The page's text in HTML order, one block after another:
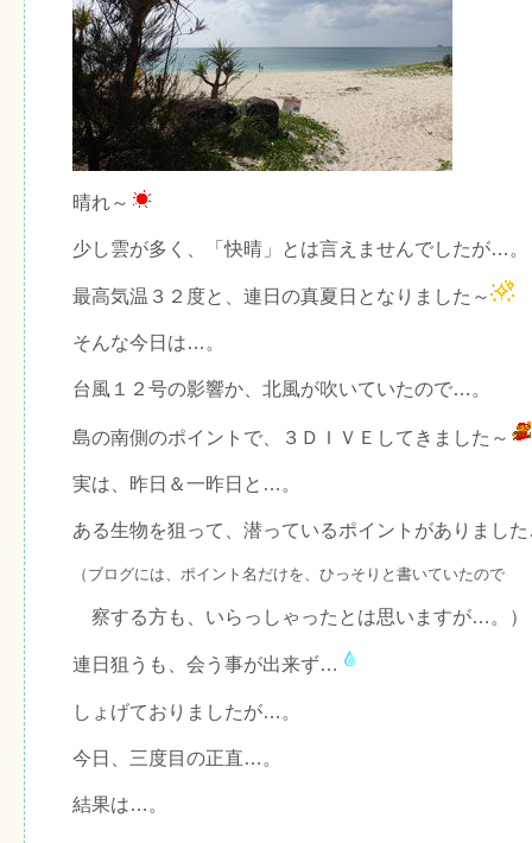
晴れ～
少し雲が多く、「快晴」とは言えませんでしたが…。
最高気温３２度と、連日の真夏日となりました～
そんな今日は…。
台風１２号の影響か、北風が吹いていたので…。
島の南側のポイントで、３ＤＩＶＥしてきました～
実は、昨日＆一昨日と…。
ある生物を狙って、潜っているポイントがありまし
（ブログには、ポイント名だけを、ひっそりと書いていたので
察する方も、いらっしゃったとは思いますが…。）
連日狙うも、会う事が出来ず…
しょげておりましたが…。
今日、三度目の正直…。
結果は…。